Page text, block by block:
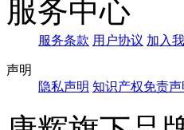
服务中心
服务条款 用户协议 加入
声明
隐私声明 知识产权免责声